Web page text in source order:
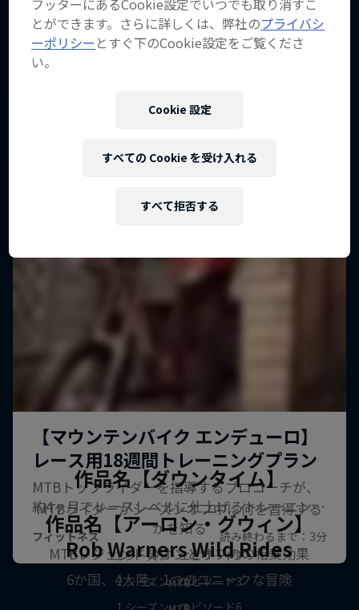
作品名【ファスト・ライフ】
MTB
作品名【ダウンタイム】
MTBライダーがシーズンオフ中に何を習得する
かを知る
2 シーズン · エピソード9
MTB
作品名【アーロン・グウィン】
MTBレジェンドのオンとオフのの相乗効果
2 シーズン · エピソード3
Rob Warner’s Wild Rides
6か国、4大陸、1つのユニークな冒険
とができます。さらに詳しくは、弊社のプライバシ
ーポリシー とすぐ下のCookie設定をご覧くださ
い。
Cookie 設定
すべて拒否する
すべての Cookie を受け入れる